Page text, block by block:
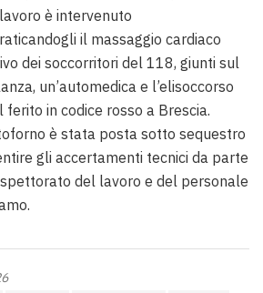
è intervenuto
il massaggio cardiaco
dei soccorritori del 118, giunti sul
un’automedica e l’elisoccorso
in codice rosso a Brescia.
è stata posta sotto sequestro
gli accertamenti tecnici da parte
del lavoro e del personale